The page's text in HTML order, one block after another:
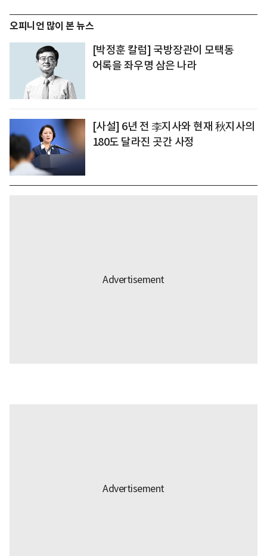
오피니언 많이 본 뉴스
[박정훈 칼럼] 국방장관이 모택동
어록을 좌우명 삼은 나라
[사설] 6년 전 李지사와 현재 秋지사의
180도 달라진 곳간 사정